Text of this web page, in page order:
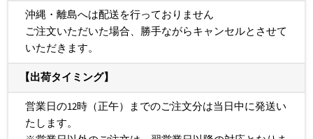
沖縄・離島へは配送を行っておりません
ご注文いただいた場合、勝手ながらキャンセルとさせて
いただきます。
【出荷タイミング】
営業日の12時（正午）までのご注文分は当日中に発送い
たします。